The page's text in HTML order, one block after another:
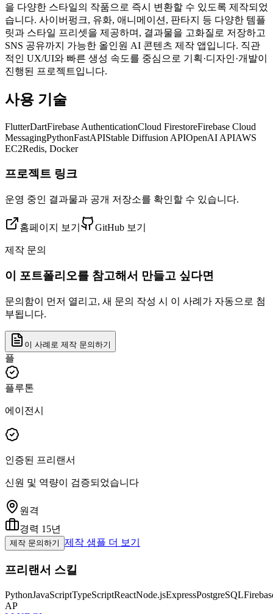
을 다양한 스타일의 작품으로 즉시 변환할 수 있도록 제작되었
습니다. 사이버펑크, 유화, 애니메이션, 판타지 등 다양한 템플
릿과 스타일 프리셋을 제공하며, 결과물을 고화질로 저장하고
SNS 공유까지 가능한 올인원 AI 콘텐츠 제작 앱입니다. 직관
적인 UX/UI와 빠른 생성 속도를 중심으로 기획·디자인·개발이
진행된 프로젝트입니다.
사용 기술
FlutterDartFirebase AuthenticationCloud FirestoreFirebase Cloud
MessagingPythonFastAPIStable Diffusion APIOpenAI APIAWS
EC2Redis, Docker
프로젝트 링크
운영 중인 결과물과 공개 저장소를 확인할 수 있습니다.
홈페이지 보기 GitHub 보기
제작 문의
이 포트폴리오를 참고해서 만들고 싶다면
문의함이 먼저 열리고, 새 문의 작성 시 이 사례가 자동으로 첨
부됩니다.
이 사례로 제작 문의하기
플
플루톤
에이전시
인증된 프리랜서
신원 및 역량이 검증되었습니다
원격
경력 15년
제작 문의하기 제작 샘플 더 보기
프리랜서 스킬
PythonJavaScriptTypeScriptReactNode.jsExpressPostgreSQL
AP